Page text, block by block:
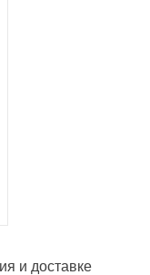
и доставке